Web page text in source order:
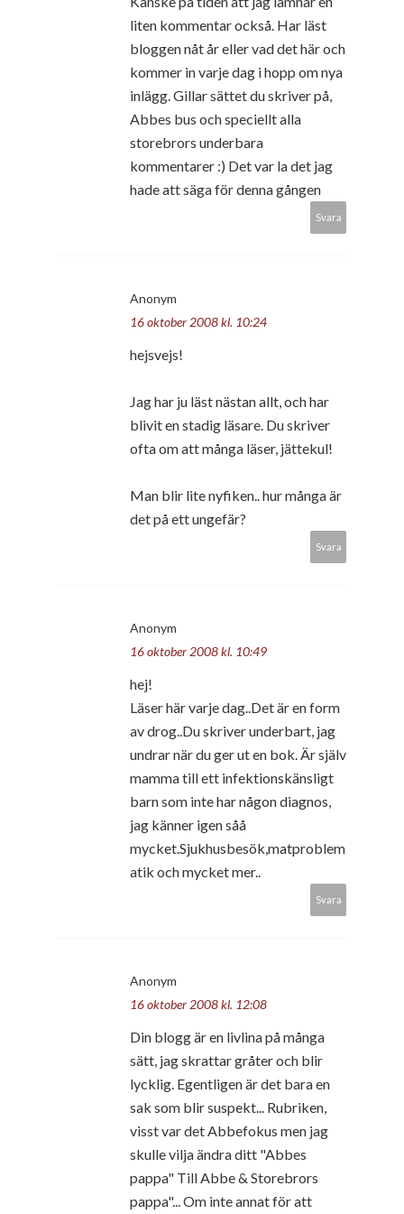
liten kommentar också. Har läst
bloggen nåt år eller vad det här och
kommer in varje dag i hopp om nya
inlägg. Gillar sättet du skriver på,
Abbes bus och speciellt alla
storebrors underbara
kommentarer :) Det var la det jag
hade att säga för denna gången
Svara
Anonym
16 oktober 2008 kl. 10:24
hejsvejs!
Jag har ju läst nästan allt, och har
blivit en stadig läsare. Du skriver
ofta om att många läser, jättekul!
Man blir lite nyfiken.. hur många är
det på ett ungefär?
Svara
Anonym
16 oktober 2008 kl. 10:49
hej!
Läser här varje dag..Det är en form
av drog..Du skriver underbart, jag
undrar när du ger ut en bok. Är själv
mamma till ett infektionskänsligt
barn som inte har någon diagnos,
jag känner igen såå
mycket.Sjukhusbesök,matproblem
atik och mycket mer..
Svara
Anonym
16 oktober 2008 kl. 12:08
Din blogg är en livlina på många
sätt, jag skrattar gråter och blir
lycklig. Egentligen är det bara en
sak som blir suspekt... Rubriken,
visst var det Abbefokus men jag
skulle vilja ändra ditt "Abbes
pappa" Till Abbe & Storebrors
pappa"... Om inte annat för att